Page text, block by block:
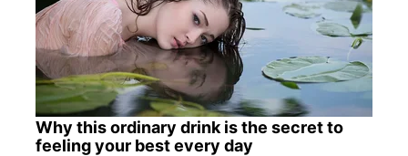
Why this ordinary drink is the secret to
feeling your best every day